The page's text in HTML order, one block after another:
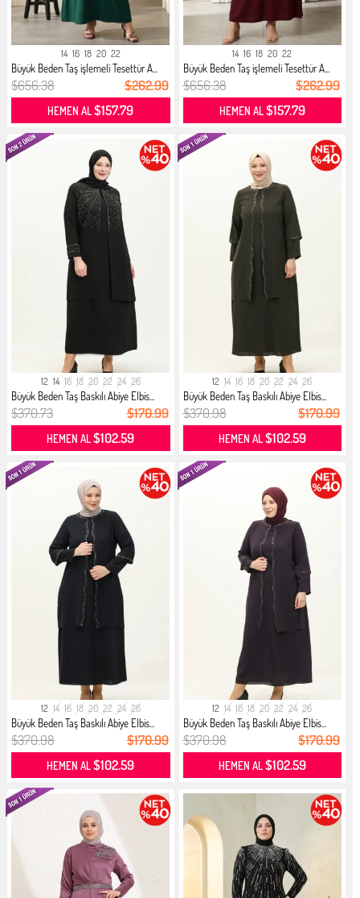
14 16 18 20 22
Büyük Beden Taş işlemeli Tesettür A...
$656.38 $262.99
HEMEN AL$157.79
14 16 18 20 22
Büyük Beden Taş işlemeli Tesettür A...
$656.38 $262.99
HEMEN AL$157.79
12 14 16 18 20 22 24 26
Büyük Beden Taş Baskılı Abiye Elbis...
$370.73 $170.99
HEMEN AL$102.59
12 14 16 18 20 22 24 26
Büyük Beden Taş Baskılı Abiye Elbis...
$370.98 $170.99
HEMEN AL$102.59
12 14 16 18 20 22 24 26
Büyük Beden Taş Baskılı Abiye Elbis...
$370.98 $170.99
HEMEN AL$102.59
12 14 16 18 20 22 24 26
Büyük Beden Taş Baskılı Abiye Elbis...
$370.98 $170.99
HEMEN AL$102.59